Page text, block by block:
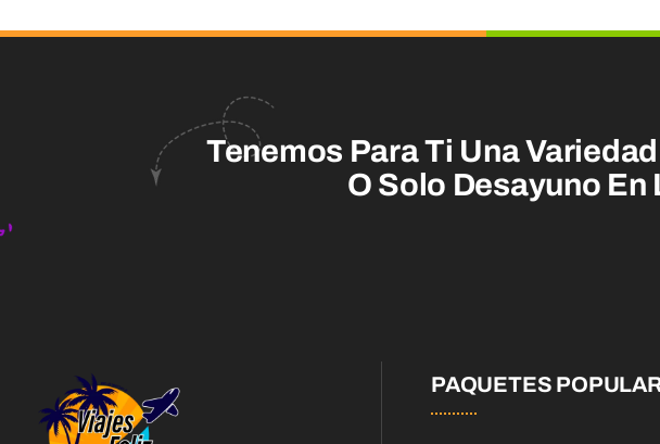
Tenemos Para Ti Una
O Solo Desayuno En
PAQUETES